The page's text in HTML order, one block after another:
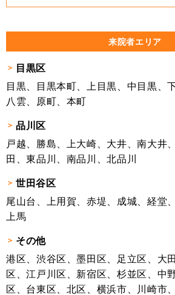
来院者エリア
目黒区
目黒、目黒本町、上目黒、中目黒、
八雲、原町、本町
品川区
戸越、勝島、上大崎、大井、南大井
田、東品川、南品川、北品川
世田谷区
尾山台、上用賀、赤堤、成城、経堂
上馬
その他
港区、渋谷区、墨田区、足立区、大
区、江戸川区、新宿区、杉並区、中
区、台東区、北区、横浜市、川崎市